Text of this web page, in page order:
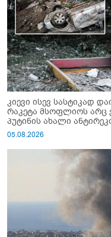
კიევი ისევ სასტიკად
რაკეტა მსოფლიოს არც
პუტინის ახალი
05.08.2026